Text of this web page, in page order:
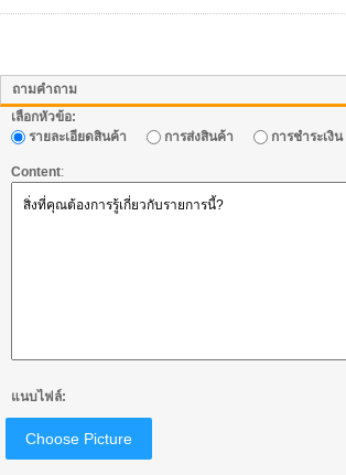
ถามคำถาม
เลือกหัวข้อ:
รายละเอียดสินค้า
การส่งสินค้า การชำระเงิน
Content:
แนบไฟล์:
Choose Picture